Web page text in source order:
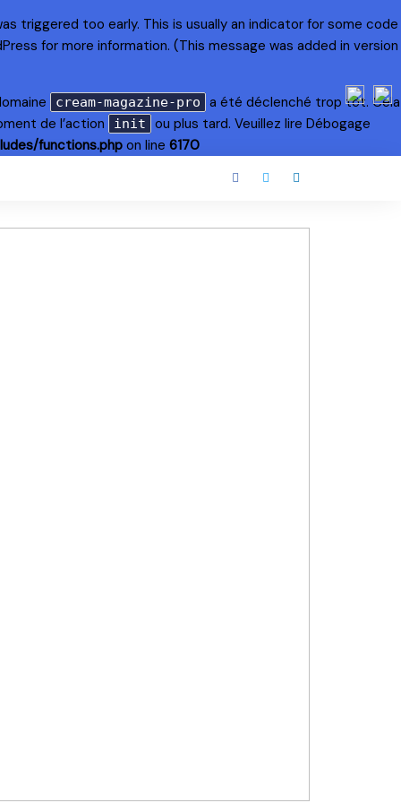
triggered too early. This is usually an indicator for some code
for more information. (This message was added in version
cream-magazine-pro
a été déclenché trop tôt. Cela
de l’action
init ou plus tard. Veuillez lire Débogage
functions.php on line 6170